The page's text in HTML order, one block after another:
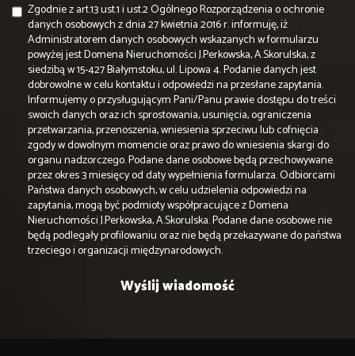
Zgodnie z art.13 ust.1 i ust.2 Ogólnego Rozporządzenia o ochronie
danych osobowych z dnia 27 kwietnia 2016 r. informuję, iż
Administratorem danych osobowych wskazanych w formularzu
powyżej jest Domena Nieruchomości J.Perkowska, A.Skorulska, z
siedzibą w 15-427 Białymstoku, ul. Lipowa 4. Podanie danych jest
dobrowolne w celu kontaktu i odpowiedzi na przesłane zapytania.
Informujemy o przysługującym Pani/Panu prawie dostępu do treści
swoich danych oraz ich sprostowania, usunięcia, ograniczenia
przetwarzania, przenoszenia, wniesienia sprzeciwu lub cofnięcia
zgody w dowolnym momencie oraz prawo do wniesienia skargi do
organu nadzorczego. Podane dane osobowe będą przechowywane
przez okres 3 miesięcy od daty wypełnienia formularza. Odbiorcami
Państwa danych osobowych, w celu udzielenia odpowiedzi na
zapytania, mogą być podmioty współpracujące z Domena
Nieruchomości J.Perkowska, A.Skorulska. Podane dane osobowe nie
będą podlegały profilowaniu oraz nie będą przekazywane do państwa
trzeciego i organizacji międzynarodowych.